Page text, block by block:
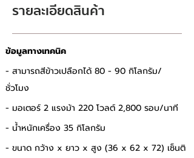
รายละเอียดสินค้า
ข้อมูลทางเทคนิค
- สามารถสีข้าวเปลือกได้ 80 - 90 กิโลกรัม/
ชั่วโมง
- มอเตอร์ 2 แรงม้า 220 โวลต์ 2,800 รอบ/นาที
- น้ำหนักเครื่อง 35 กิโลกรัม
- ขนาด กว้าง x ยาว x สูง (36 x 62 x 72) เซ็นติ